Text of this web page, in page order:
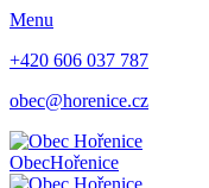
Menu
+420 606 037 787
obec@horenice.cz
ObecHořenice